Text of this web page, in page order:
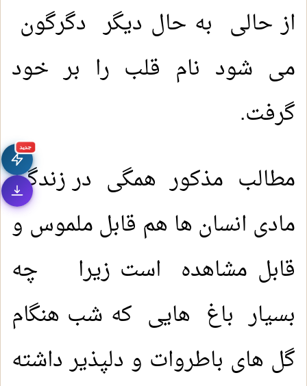
جديد
از حالی به حال دیگر دگرگون
می شود نام قلب را بر خود
گرفت.
مطالب مذکور همگی در زندگی
مادی انسان ها هم قابل ملموس و
قابل مشاهده است زیرا چه
بسیار باغ هایی که شب هنگام
گل های باطروات و دلپذیر داشته